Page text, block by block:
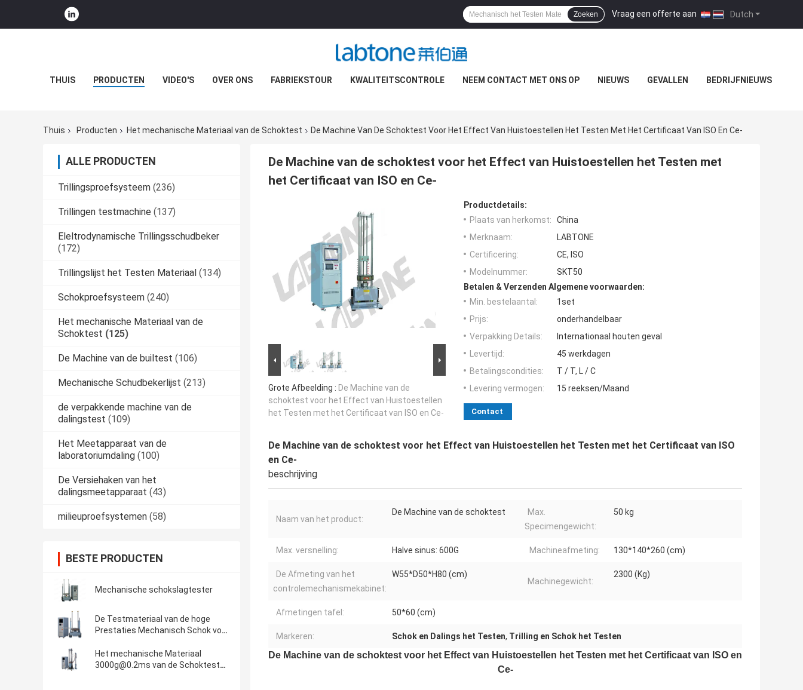
Dutch
Vraag een offerte aan |
Zoeken
THUIS PRODUCTEN VIDEO'S OVER ONS FABRIEKSTOUR KWALITEITSCONTROLE NEEM CONTACT MET ONS OP NIEUWS GEVALLEN BEDRIJFNIEUWS
Thuis Producten Het mechanische Materiaal van de Schoktest De Machine Van De Schoktest Voor Het Effect Van Huistoestellen Het Testen Met Het Certificaat Van ISO En Ce-
ALLE PRODUCTEN
Trillingsproefsysteem (236)
Trillingen testmachine (137)
Eleltrodynamische Trillingsschudbeker
(172)
Trillingslijst het Testen Materiaal (134)
Schokproefsysteem (240)
Het mechanische Materiaal van de
Schoktest (125)
De Machine van de builtest (106)
Mechanische Schudbekerlijst (213)
de verpakkende machine van de
dalingstest (109)
Het Meetapparaat van de
laboratoriumdaling (100)
De Versiehaken van het
dalingsmeetapparaat (43)
milieuproefsystemen (58)
BESTE PRODUCTEN
Mechanische schokslagtester
De Testmateriaal van de hoge
Prestaties Mechanisch Schok voor
Het mechanische Materiaal
3000g@0.2ms van de Schoktest
De Machine van de schoktest voor het Effect van Huistoestellen het Testen met
het Certificaat van ISO en Ce-
Grote Afbeelding : De Machine van de
schoktest voor het Effect van Huistoestellen
het Testen met het Certificaat van ISO en Ce-
Productdetails:
Plaats van herkomst:
China
Merknaam:
LABTONE
Certificering:
CE, ISO
Modelnummer:
SKT50
Betalen & Verzenden Algemene voorwaarden:
Min. bestelaantal:
1set
Prijs:
onderhandelbaar
Verpakking Details:
Internationaal houten geval
Levertijd:
45 werkdagen
Betalingscondities:
T / T, L / C
Levering vermogen:
15 reeksen/Maand
Contact
De Machine van de schoktest voor het Effect van Huistoestellen het Testen met het Certificaat van ISO
en Ce-
beschrijving
Naam van het product:
De Machine van de schoktest
Max.
Specimengewicht:
50 kg
Max. versnelling: Halve sinus: 600G Machineafmeting: 130*140*260 (cm)
De Afmeting van het
controlemechanismekabinet:
W55*D50*H80 (cm)
Machinegewicht:
2300 (Kg)
Afmetingen tafel: 50*60 (cm)
Markeren: Schok en Dalings het Testen, Trilling en Schok het Testen
De Machine van de schoktest voor het Effect van Huistoestellen het Testen met het Certificaat van ISO en
Ce-